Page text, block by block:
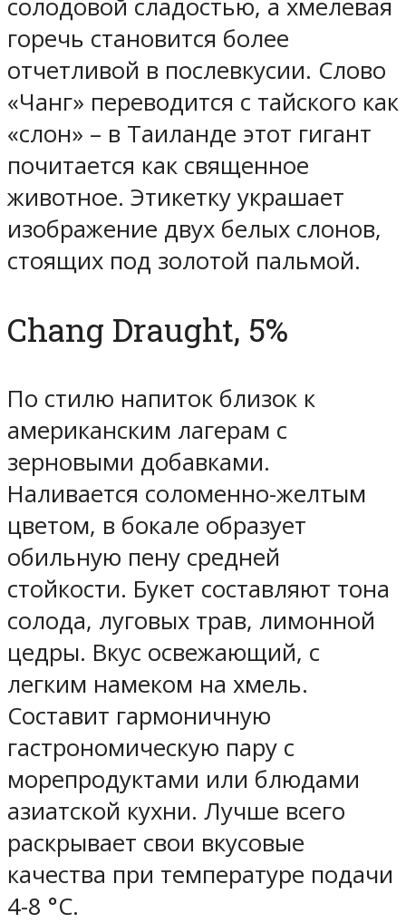
солодовой сладостью, а хмелевая
горечь становится более
отчетливой в послевкусии. Слово
«Чанг» переводится с тайского как
«слон» – в Таиланде этот гигант
почитается как священное
животное. Этикетку украшает
изображение двух белых слонов,
стоящих под золотой пальмой.
Chang Draught, 5%
По стилю напиток близок к
американским лагерам с
зерновыми добавками.
Наливается соломенно-желтым
цветом, в бокале образует
обильную пену средней
стойкости. Букет составляют тона
солода, луговых трав, лимонной
цедры. Вкус освежающий, с
легким намеком на хмель.
Составит гармоничную
гастрономическую пару с
морепродуктами или блюдами
азиатской кухни. Лучше всего
раскрывает свои вкусовые
качества при температуре подачи
4-8 °С.